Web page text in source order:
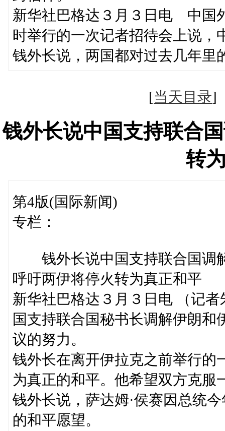
新华社巴格达３月３日电 中国
时举行的一次记者招待会上说，
钱外长说，两国都对过去几年里
[当天目录
钱外长说中国支持联合
转
第4版(国际新闻)
专栏：
钱外长说中国支持联合国调
呼吁两伊将停火转为真正和平
新华社巴格达３月３日电 （记
国支持联合国秘书长调解伊朗
议的努力。
钱外长在离开伊拉克之前举行的
为真正的和平。他希望双方克服
钱外长说，萨达姆·侯赛因总统
的和平愿望。